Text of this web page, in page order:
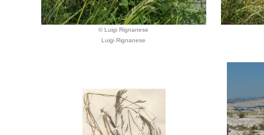
© Luigi Rignanese
Luigi Rignanese